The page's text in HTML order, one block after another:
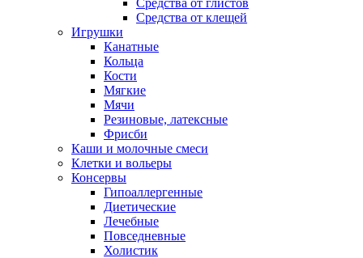
Средства от глистов
Средства от клещей
Игрушки
Канатные
Кольца
Кости
Мягкие
Мячи
Резиновые, латексные
Фрисби
Каши и молочные смеси
Клетки и вольеры
Консервы
Гипоаллергенные
Диетические
Лечебные
Повседневные
Холистик